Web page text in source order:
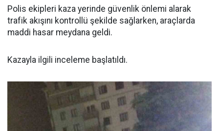
Polis ekipleri kaza yerinde güvenlik önlemi alarak
trafik akışını kontrollü şekilde sağlarken, araçlarda
maddi hasar meydana geldi.
Kazayla ilgili inceleme başlatıldı.